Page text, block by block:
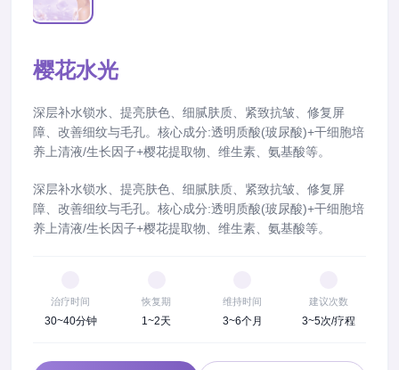
樱花水光
深层补水锁水、提亮肤色、细腻肤质、紧致抗皱、修复屏
障、改善细纹与毛孔。核心成分:透明质酸(玻尿酸)+干细胞培
养上清液/生长因子+樱花提取物、维生素、氨基酸等。
深层补水锁水、提亮肤色、细腻肤质、紧致抗皱、修复屏
障、改善细纹与毛孔。核心成分:透明质酸(玻尿酸)+干细胞培
养上清液/生长因子+樱花提取物、维生素、氨基酸等。
治疗时间
30~40分钟
恢复期
1~2天
维持时间
3~6个月
建议次数
3~5次/疗程